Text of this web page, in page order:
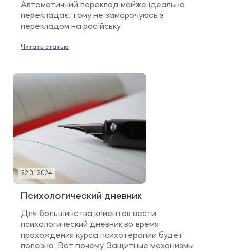
Автоматичний переклад майже ідеально
перекладає, тому не заморочуюсь з
перекладом на російську
Читать статью
22.01.2024
Психологический дневник
Для большинства клиентов вести
психологический дневник во время
прохождения курса психотерапии будет
полезно. Вот почему. Защитные механизмы